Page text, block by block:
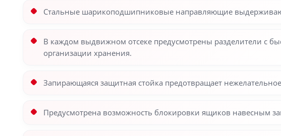
Стальные шарикоподшипниковые направляющие
В каждом выдвижном отсеке предусмотрены разделители с
организации хранения.
Запирающаяся защитная стойка предотвращает
Предусмотрена возможность блокировки ящиков навесным